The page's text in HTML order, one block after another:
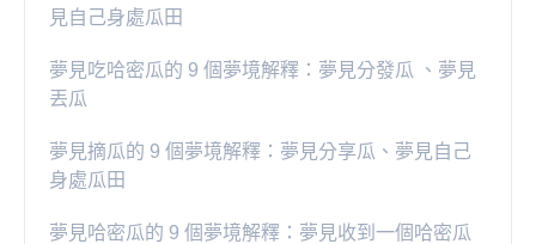
見自己身處瓜田
夢見吃哈密瓜的 9 個夢境解釋：夢見分發瓜 、夢見
丟瓜
夢見摘瓜的 9 個夢境解釋：夢見分享瓜、夢見自己
身處瓜田
夢見哈密瓜的 9 個夢境解釋：夢見收到一個哈密瓜